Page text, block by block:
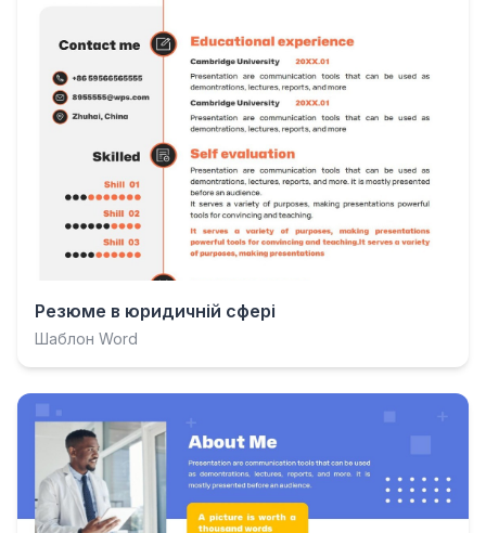
Резюме в юридичній сфері
Шаблон Word